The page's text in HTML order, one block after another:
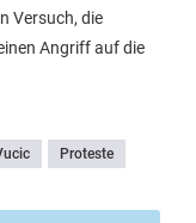
Versuch, die
Angriff auf die
Proteste